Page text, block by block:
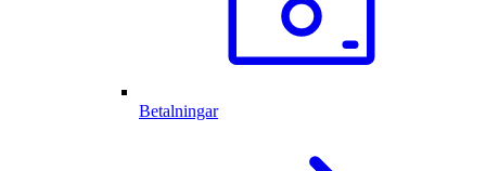
Betalningar